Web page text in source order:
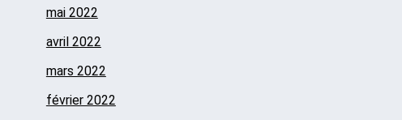
mai 2022
avril 2022
mars 2022
février 2022